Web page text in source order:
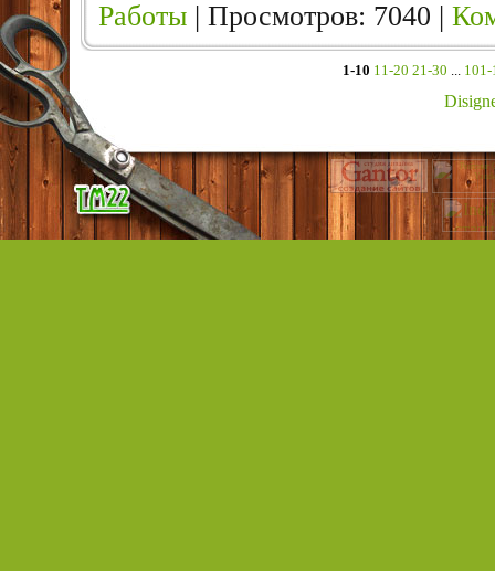
Работы | Просмотров: 7040 |
1-10 11-20 21-30 ... 101-